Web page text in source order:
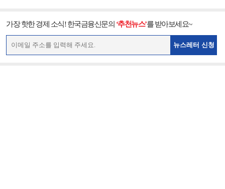
가장 핫한 경제 소식! 한국금융신문의 ‘추천뉴스’를 받아보세요~
뉴스레터 신청